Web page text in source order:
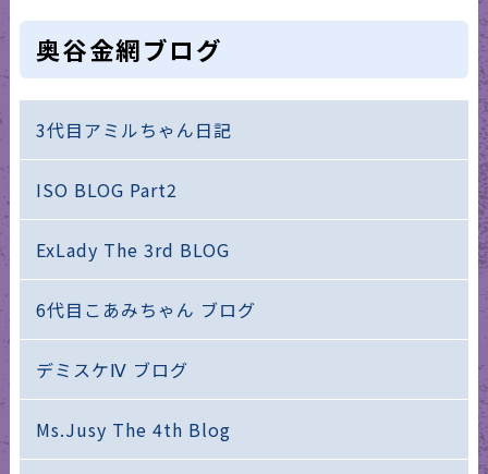
奥谷金網ブログ
3代目アミルちゃん日記
ISO BLOG Part2
ExLady The 3rd BLOG
6代目こあみちゃん ブログ
デミスケⅣ ブログ
Ms.Jusy The 4th Blog